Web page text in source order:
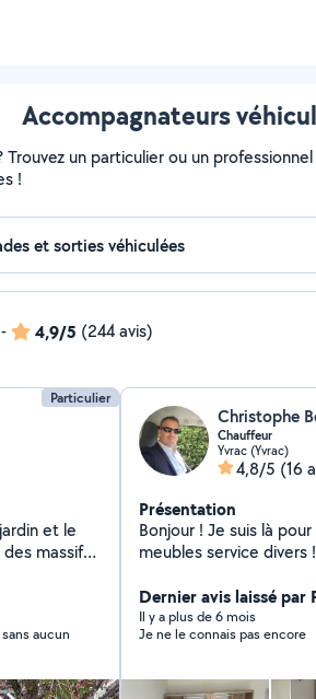
Accompagnateurs
un particulier ou un
!
- 4,9/5 (244 avis)
Particulier
et le
et
la bonne
aucun
Christophe
Chauffeur
Yvrac (Yvrac)
4,8/5 (16
Présentation
Bonjour ! Je suis là
meubles service divers ! Avant livreur
Dernier avis laissé par
Il y a plus de 6 mois
Je ne le connais pas encore